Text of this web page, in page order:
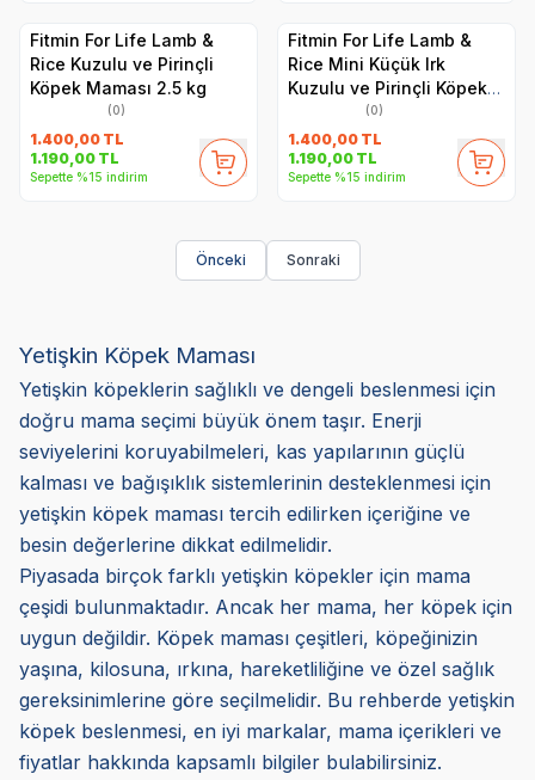
Fitmin For Life Lamb &
Rice Kuzulu ve Pirinçli
Köpek Maması 2.5 kg
(0)
1.400,00 TL
1.190,00 TL
Sepette %15 indirim
Fitmin For Life Lamb &
Rice Mini Küçük Irk
Kuzulu ve Pirinçli Köpek
Maması 2.5 kg
(0)
1.400,00 TL
1.190,00 TL
Sepette %15 indirim
Önceki Sonraki
Yetişkin Köpek Maması
Yetişkin köpeklerin sağlıklı ve dengeli beslenmesi için
doğru mama seçimi büyük önem taşır. Enerji
seviyelerini koruyabilmeleri, kas yapılarının güçlü
kalması ve bağışıklık sistemlerinin desteklenmesi için
yetişkin köpek maması tercih edilirken içeriğine ve
besin değerlerine dikkat edilmelidir.
Piyasada birçok farklı yetişkin köpekler için mama
çeşidi bulunmaktadır. Ancak her mama, her köpek için
uygun değildir. Köpek maması çeşitleri, köpeğinizin
yaşına, kilosuna, ırkına, hareketliliğine ve özel sağlık
gereksinimlerine göre seçilmelidir. Bu rehberde yetişkin
köpek beslenmesi, en iyi markalar, mama içerikleri ve
fiyatlar hakkında kapsamlı bilgiler bulabilirsiniz.